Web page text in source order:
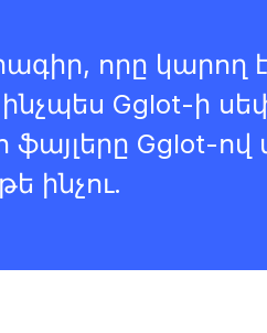
որը կարող
Gglot-ի
ֆայլերը Gglot-ով
ինչու.